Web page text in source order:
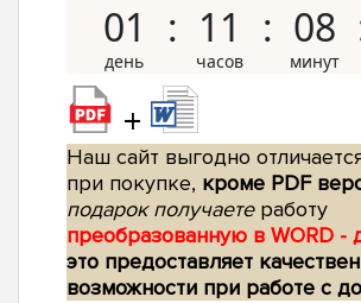
01 11 08
+
Наш сайт выгодно
при покупке, кроме PDF
подарок получаетеработу
преобразованную в WORD -
это предоставляет
возможности при работе с